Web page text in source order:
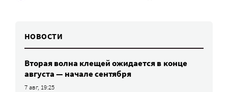
НОВОСТИ
Вторая волна клещей ожидается в конце
августа — начале сентября
7 авг, 19:25